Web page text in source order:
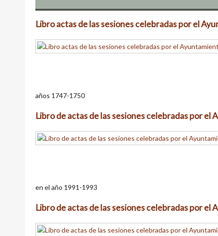
Libro actas de las sesiones celebradas por el
años 1747-1750
Libro de actas de las sesiones celebradas por
en el año 1991-1993
Libro de actas de las sesiones celebradas por